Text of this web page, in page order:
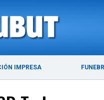
IMPRESA
PUERTO MADRYN